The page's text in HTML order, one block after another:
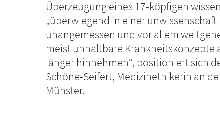
Überzeugung eines 17-köpfigen
„überwiegend in einer
unangemessen und vor allem
meist unhaltbare
länger hinnehmen“, positioniert sich
Schöne-Seifert, Medizinethikerin an
Münster.